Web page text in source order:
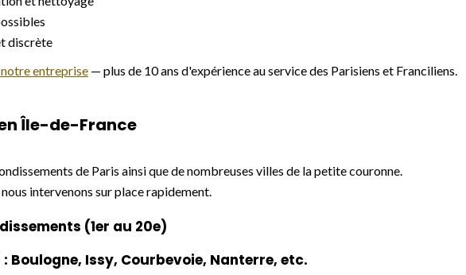
discrète
entreprise — plus de 10 ans d'expérience au service des Parisiens et Franciliens.
Île-de-France
de Paris ainsi que de nombreuses villes de la petite couronne.
intervenons sur place rapidement.
(1er au 20e)
Boulogne, Issy, Courbevoie, Nanterre, etc.